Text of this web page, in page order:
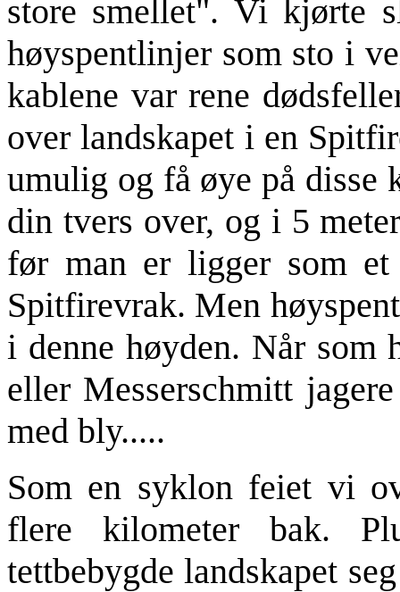
store smellet". Vi kjørte
høyspentlinjer som sto i
kablene var rene
over landskapet i en
umulig og få øye på disse
din tvers over, og i 5
før man er ligger som
Spitfirevrak. Men
i denne høyden. Når som
eller Messerschmitt
med bly.....
Som en syklon feiet vi
flere kilometer bak.
tettbebygde landskapet